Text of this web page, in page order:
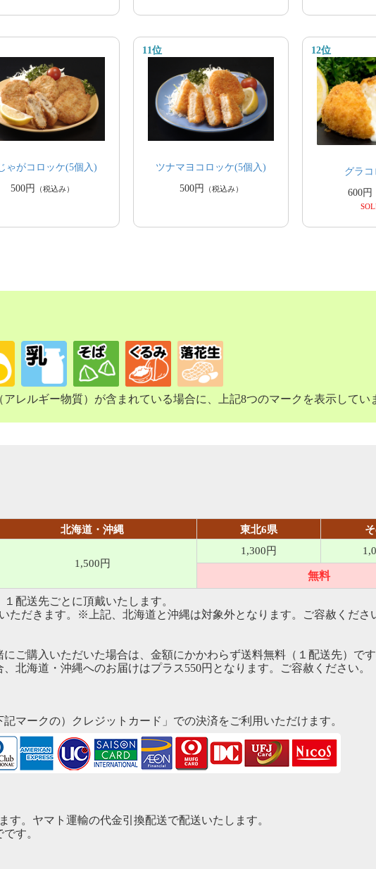
ゃがコロッケ(5個入)
500円
（税込み）
11位
ツナマヨコロッケ(5個入)
500円
（税込み）
12位
グラ
600円
レルギー物質）が含まれている場合に、上記8つのマークを表示してい
北海道・沖縄 東北6県
1,500円
1,300円
無料
配送先ごとに頂戴いたします。
ただきます。※上記、北海道と沖縄は対象外となります。ご容赦くださ
にご購入いただいた場合は、金額にかかわらず送料無料（１配送先）で
北海道・沖縄へのお届けはプラス550円となります。ご容赦ください。
マークの）クレジットカード」での決済をご利用いただけます。
す。ヤマト運輸の代金引換配送で配送いたします。
す。